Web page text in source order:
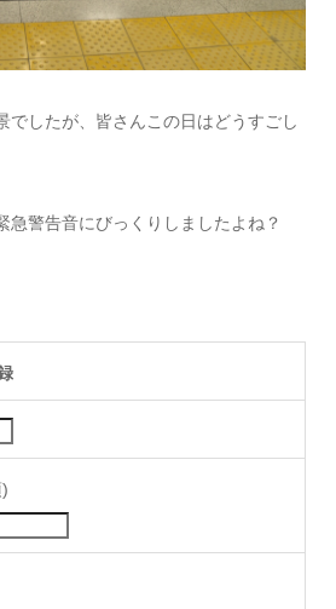
でしたが、皆さんこの日はどうすごし
急警告音にびっくりしましたよね？